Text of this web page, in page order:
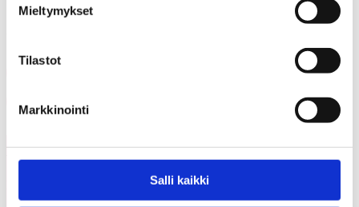
Mieltymykset
Tilastot
Markkinointi
Salli kaikki
Share on LinkedIn
Email this Page
Voisit olla kiinnostunut myös